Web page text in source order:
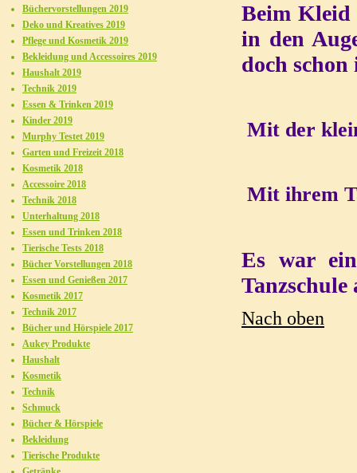
Beim Kleid
in den
doch schon
Mit der
Mit ihrem
Es war
Tanzschule
Nach oben
Büchervorstellungen 2019
Deko und Kreatives 2019
Pflege und Kosmetik 2019
Bekleidung und Accessoires 2019
Haushalt 2019
Technik 2019
Essen & Trinken 2019
Kinder 2019
Murphy Testet 2019
Garten und Freizeit 2018
Kosmetik 2018
Accessoire 2018
Technik 2018
Unterhaltung 2018
Essen und Trinken 2018
Tierische Tests 2018
Bücher Vorstellungen 2018
Essen und Genießen 2017
Kosmetik 2017
Technik 2017
Bücher und Hörspiele 2017
Aukey Produkte
Haushalt
Kosmetik
Technik
Schmuck
Bücher & Hörspiele
Bekleidung
Tierische Produkte